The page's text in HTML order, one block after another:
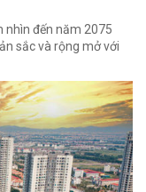
nhìn đến năm 2075
sắc và rộng mở với